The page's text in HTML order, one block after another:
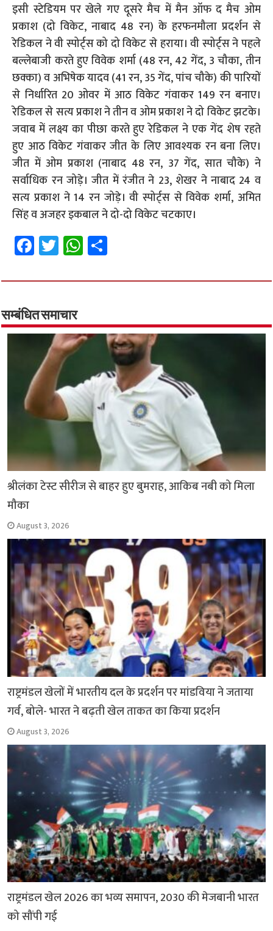
इसी स्टेडियम पर खेले गए दूसरे मैच में मैन ऑफ द मैच ओम
प्रकाश (दो विकेट, नाबाद 48 रन) के हरफनमौला प्रदर्शन से
रेडिकल ने वी स्पोर्ट्स को दो विकेट से हराया। वी स्पोर्ट्स ने पहले
बल्लेबाजी करते हुए विवेक शर्मा (48 रन, 42 गेंद, 3 चौका, तीन
छक्का) व अभिषेक यादव (41 रन, 35 गेंद, पांच चौके) की पारियों
से निर्धारित 20 ओवर में आठ विकेट गंवाकर 149 रन बनाए।
रेडिकल से सत्य प्रकाश ने तीन व ओम प्रकाश ने दो विकेट झटके।
जवाब में लक्ष्य का पीछा करते हुए रेडिकल ने एक गेंद शेष रहते
हुए आठ विकेट गंवाकर जीत के लिए आवश्यक रन बना लिए।
जीत में ओम प्रकाश (नाबाद 48 रन, 37 गेंद, सात चौके) ने
सर्वाधिक रन जोड़े। जीत में रंजीत ने 23, शेखर ने नाबाद 24 व
सत्य प्रकाश ने 14 रन जोड़े। वी स्पोर्ट्स से विवेक शर्मा, अमित
सिंह व अजहर इकबाल ने दो-दो विकेट चटकाए।
Fa
ce
b
o
o
k
T
wi
tt
er
W
h
at
p
p
ar
सम्बंधित समाचार
श्रीलंका टेस्ट सीरीज से बाहर हुए बुमराह, आकिब नबी को मिला
मौका
August 3, 2026
राष्ट्रमंडल खेलों में भारतीय दल के प्रदर्शन पर मांडविया ने जताया
गर्व, बोले- भारत ने बढ़ती खेल ताकत का किया प्रदर्शन
August 3, 2026
राष्ट्रमंडल खेल 2026 का भव्य समापन, 2030 की मेजबानी भारत
को सौंपी गई